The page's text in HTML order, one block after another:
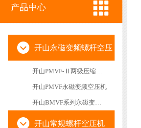
产品中心
开山永磁变频螺杆空压
开山PMVF-Ⅱ两级压缩永磁变频空压机
开山PMVF永磁变频空压机
开山BMVF系列永磁变频空压机
开山常规螺杆空压机